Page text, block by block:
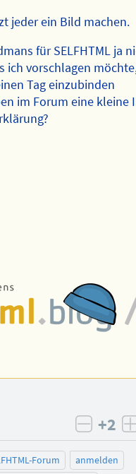
jeder ein Bild machen.
für SELFHTML ja
ich vorschlagen
Tag einzubinden
im Forum eine kleine
+2
Forum
anmelden